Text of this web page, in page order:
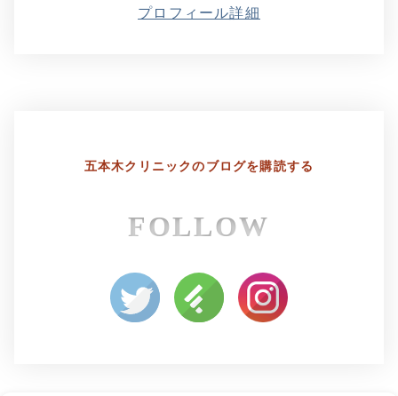
プロフィール詳細
五本木クリニックのブログを購読する
FOLLOW
新着情報
当院からのお知らせ
五本木クリニックについて
はじめての方へ
保険での診療
よくあるご質問
一般診療 美容診療